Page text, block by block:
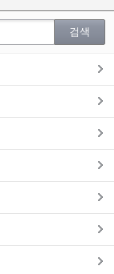
>
>
>